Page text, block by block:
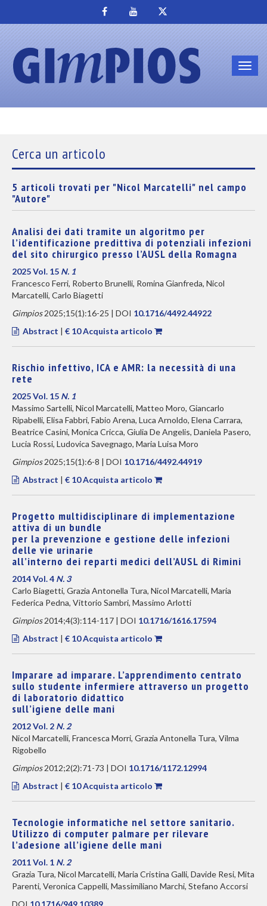
Cerca un articolo
5 articoli trovati per "Nicol Marcatelli" nel campo
"Autore"
Analisi dei dati tramite un algoritmo per
l’identificazione predittiva di potenziali infezioni
del sito chirurgico presso l’AUSL della Romagna
2025 Vol. 15 N. 1
Francesco Ferri, Roberto Brunelli, Romina Gianfreda, Nicol
Marcatelli, Carlo Biagetti
Gimpios2025;15(1):16-25 | DOI 10.1716/4492.44922
Abstract | € 10 Acquista articolo
Rischio infettivo, ICA e AMR: la necessità di una
rete
2025 Vol. 15 N. 1
Massimo Sartelli, Nicol Marcatelli, Matteo Moro, Giancarlo
Ripabelli, Elisa Fabbri, Fabio Arena, Luca Arnoldo, Elena Carrara,
Beatrice Casini, Monica Cricca, Giulia De Angelis, Daniela Pasero,
Lucia Rossi, Ludovica Savegnago, Maria Luisa Moro
Gimpios2025;15(1):6-8 | DOI 10.1716/4492.44919
Abstract | € 10 Acquista articolo
Progetto multidisciplinare di implementazione
attiva di un bundle
per la prevenzione e gestione delle infezioni
delle vie urinarie
all’interno dei reparti medici dell’AUSL di Rimini
2014 Vol. 4 N. 3
Carlo Biagetti, Grazia Antonella Tura, Nicol Marcatelli, Maria
Federica Pedna, Vittorio Sambri, Massimo Arlotti
Gimpios2014;4(3):114-117 | DOI 10.1716/1616.17594
Abstract | € 10 Acquista articolo
Imparare ad imparare. L’apprendimento centrato
sullo studente infermiere attraverso un progetto
di laboratorio didattico
sull’igiene delle mani
2012 Vol. 2 N. 2
Nicol Marcatelli, Francesca Morri, Grazia Antonella Tura, Vilma
Rigobello
Gimpios2012;2(2):71-73 | DOI 10.1716/1172.12994
Abstract | € 10 Acquista articolo
Tecnologie informatiche nel settore sanitario.
Utilizzo di computer palmare per rilevare
l’adesione all’igiene delle mani
2011 Vol. 1 N. 2
Grazia Tura, Nicol Marcatelli, Maria Cristina Galli, Davide Resi, Mita
Parenti, Veronica Cappelli, Massimiliano Marchi, Stefano Accorsi
DOI 10.1716/949.10389